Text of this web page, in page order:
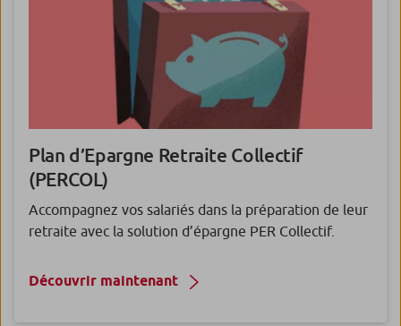
Plan d’Epargne Retraite Collectif
(PERCOL)
Accompagnez vos salariés dans la préparation de leur
retraite avec la solution d’épargne PER Collectif.
Découvrir maintenant